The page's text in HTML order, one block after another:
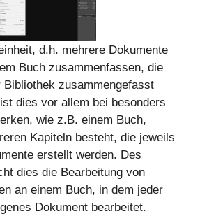
d.h. mehrere Dokumente
Buch zusammenfassen, die
Bibliothek zusammengefasst
dies vor allem bei besonders
wie z.B. einem Buch,
Kapiteln besteht, die jeweils
erstellt werden. Des
dies die Bearbeitung von
an einem Buch, in dem jeder
Dokument bearbeitet.